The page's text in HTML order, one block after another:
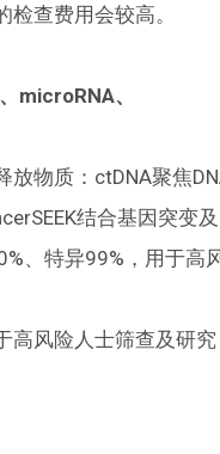
查费用会较高。
、 microRNA、
放物质：ctDNA聚焦
结合基因突变及
、特异99%，用于高
高风险人士筛查及研究